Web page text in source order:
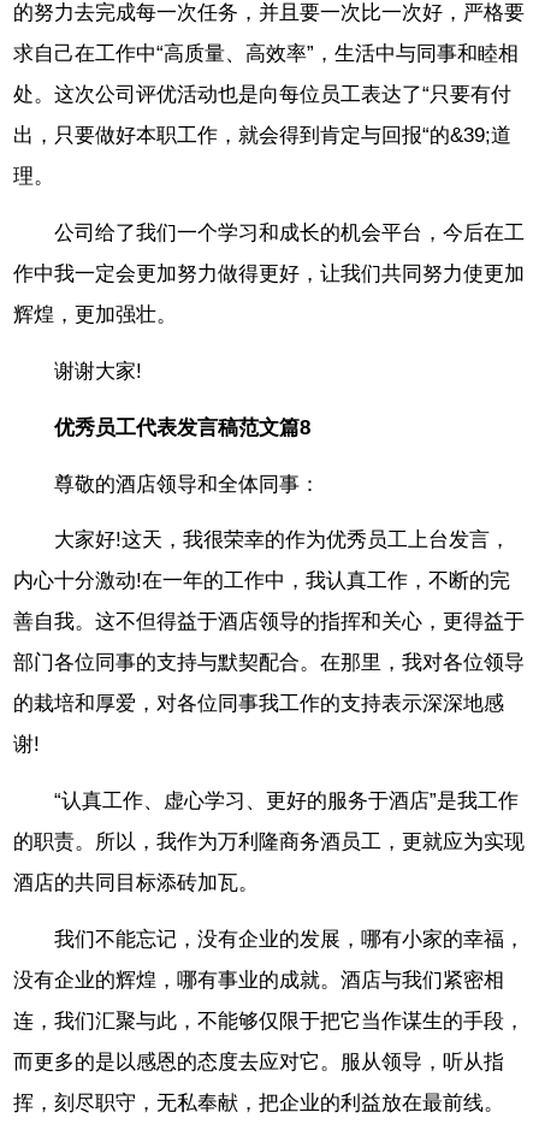
的努力去完成每一次任务，并且要一次比一次好，严格要
求自己在工作中“高质量、高效率”，生活中与同事和睦相
处。这次公司评优活动也是向每位员工表达了“只要有付
出，只要做好本职工作，就会得到肯定与回报“的&39;道
理。
公司给了我们一个学习和成长的机会平台，今后在工
作中我一定会更加努力做得更好，让我们共同努力使更加
辉煌，更加强壮。
谢谢大家!
优秀员工代表发言稿范文篇8
尊敬的酒店领导和全体同事：
大家好!这天，我很荣幸的作为优秀员工上台发言，
内心十分激动!在一年的工作中，我认真工作，不断的完
善自我。这不但得益于酒店领导的指挥和关心，更得益于
部门各位同事的支持与默契配合。在那里，我对各位领导
的栽培和厚爱，对各位同事我工作的支持表示深深地感
谢!
“认真工作、虚心学习、更好的服务于酒店”是我工作
的职责。所以，我作为万利隆商务酒员工，更就应为实现
酒店的共同目标添砖加瓦。
我们不能忘记，没有企业的发展，哪有小家的幸福，
没有企业的辉煌，哪有事业的成就。酒店与我们紧密相
连，我们汇聚与此，不能够仅限于把它当作谋生的手段，
而更多的是以感恩的态度去应对它。服从领导，听从指
挥，刻尽职守，无私奉献，把企业的利益放在最前线。